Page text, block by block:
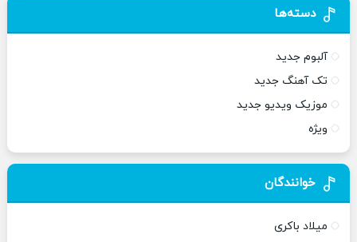
دسته‌ها
آلبوم جدید
تک آهنگ جدید
موزیک ویدیو جدید
ویژه
خوانندگان
میلاد باکری